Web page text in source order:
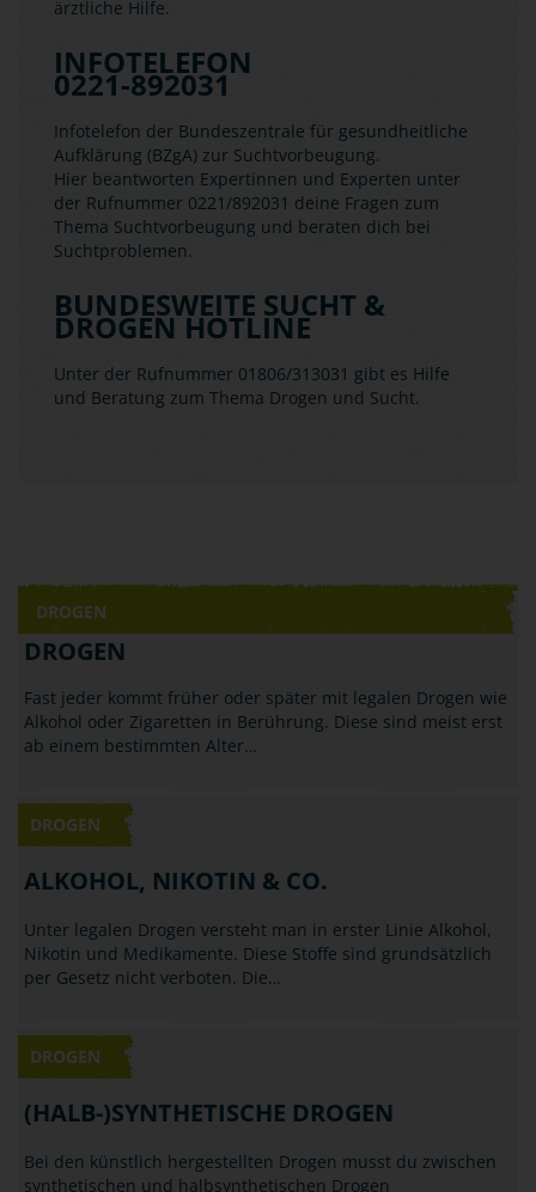
ärztliche Hilfe.
INFOTELEFON
0221-892031
Infotelefon der Bundeszentrale für gesundheitliche
Aufklärung (BZgA) zur Suchtvorbeugung.
Hier beantworten Expertinnen und Experten unter
der Rufnummer 0221/892031 deine Fragen zum
Thema Suchtvorbeugung und beraten dich bei
Suchtproblemen.
BUNDESWEITE SUCHT &
DROGEN HOTLINE
Unter der Rufnummer 01806/313031 gibt es Hilfe
und Beratung zum Thema Drogen und Sucht.
DROGEN
DROGEN
Fast jeder kommt früher oder später mit legalen Drogen wie
Alkohol oder Zigaretten in Berührung. Diese sind meist erst
ab einem bestimmten Alter…
DROGEN
ALKOHOL, NIKOTIN & CO.
Unter legalen Drogen versteht man in erster Linie Alkohol,
Nikotin und Medikamente. Diese Stoffe sind grundsätzlich
per Gesetz nicht verboten. Die…
DROGEN
(HALB-)SYNTHETISCHE DROGEN
Bei den künstlich hergestellten Drogen musst du zwischen
synthetischen und halbsynthetischen Drogen